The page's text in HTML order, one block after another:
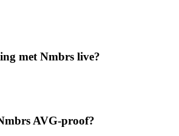
met Nmbrs live?
AVG-proof?